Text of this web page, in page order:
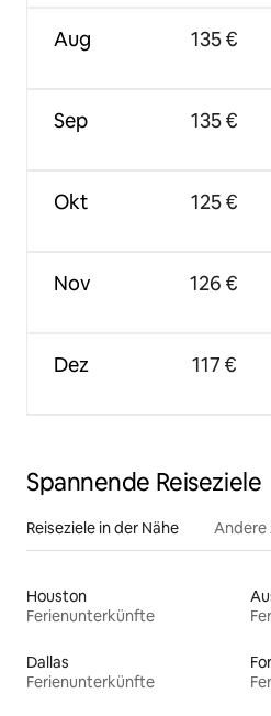
Aug
Sep
Okt
Nov
Dez
135 €
135 €
125 €
126 €
117 €
Spannende Reiseziele
Reiseziele in der Nähe Andere
Houston
Ferienunterkünfte
Dallas
Ferienunterkünfte